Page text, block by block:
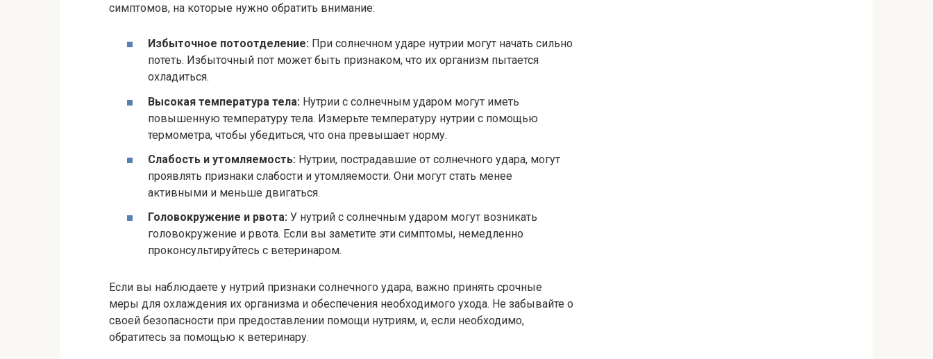
симптомов, на которые нужно обратить внимание:
Избыточное потоотделение: При солнечном ударе нутрии могут начать сильно
потеть. Избыточный пот может быть признаком, что их организм пытается
охладиться.
Высокая температура тела: Нутрии с солнечным ударом могут иметь
повышенную температуру тела. Измерьте температуру нутрии с помощью
термометра, чтобы убедиться, что она превышает норму.
Слабость и утомляемость: Нутрии, пострадавшие от солнечного удара, могут
проявлять признаки слабости и утомляемости. Они могут стать менее
активными и меньше двигаться.
Головокружение и рвота: У нутрий с солнечным ударом могут возникать
головокружение и рвота. Если вы заметите эти симптомы, немедленно
проконсультируйтесь с ветеринаром.
Если вы наблюдаете у нутрий признаки солнечного удара, важно принять срочные
меры для охлаждения их организма и обеспечения необходимого ухода. Не забывайте о
своей безопасности при предоставлении помощи нутриям, и, если необходимо,
обратитесь за помощью к ветеринару.